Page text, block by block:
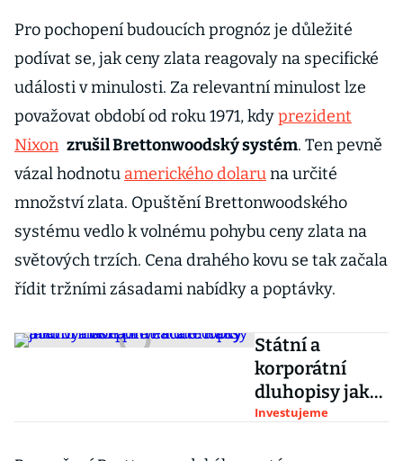
Pro pochopení budoucích prognóz je důležité
podívat se, jak ceny zlata reagovaly na specifické
události v minulosti. Za relevantní minulost lze
považovat období od roku 1971, kdyprezident
Nixon zrušil Brettonwoodský systém. Ten pevně
vázal hodnotu amerického dolaruna určité
množství zlata. Opuštění Brettonwoodského
systému vedlo k volnému pohybu ceny zlata na
světových trzích. Cena drahého kovu se tak začala
řídit tržními zásadami nabídky a poptávky.
Státní a
korporátní
dluhopisy jako
výnosná
Investujeme